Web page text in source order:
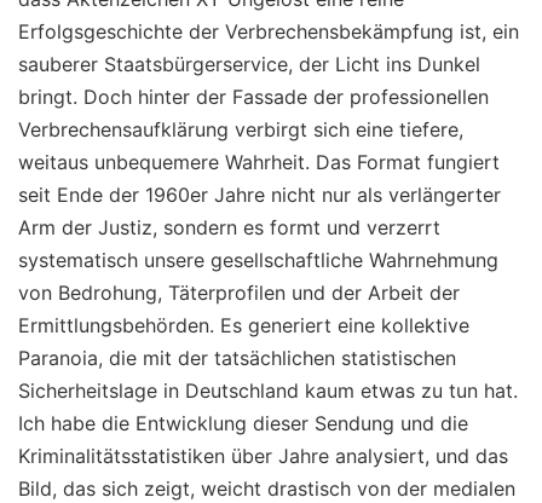
Erfolgsgeschichte der Verbrechensbekämpfung ist, ein
sauberer Staatsbürgerservice, der Licht ins Dunkel
bringt. Doch hinter der Fassade der professionellen
Verbrechensaufklärung verbirgt sich eine tiefere,
weitaus unbequemere Wahrheit. Das Format fungiert
seit Ende der 1960er Jahre nicht nur als verlängerter
Arm der Justiz, sondern es formt und verzerrt
systematisch unsere gesellschaftliche Wahrnehmung
von Bedrohung, Täterprofilen und der Arbeit der
Ermittlungsbehörden. Es generiert eine kollektive
Paranoia, die mit der tatsächlichen statistischen
Sicherheitslage in Deutschland kaum etwas zu tun hat.
Ich habe die Entwicklung dieser Sendung und die
Kriminalitätsstatistiken über Jahre analysiert, und das
Bild, das sich zeigt, weicht drastisch von der medialen